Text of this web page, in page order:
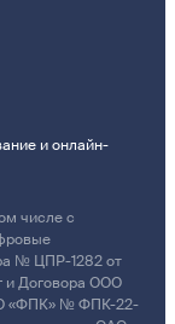
и онлайн-
числе с
№ ЦПР-1282 от
и Договора ООО
«ФПК» № ФПК-22-